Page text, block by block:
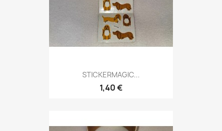
STICKERMAGIC...
1,40 €